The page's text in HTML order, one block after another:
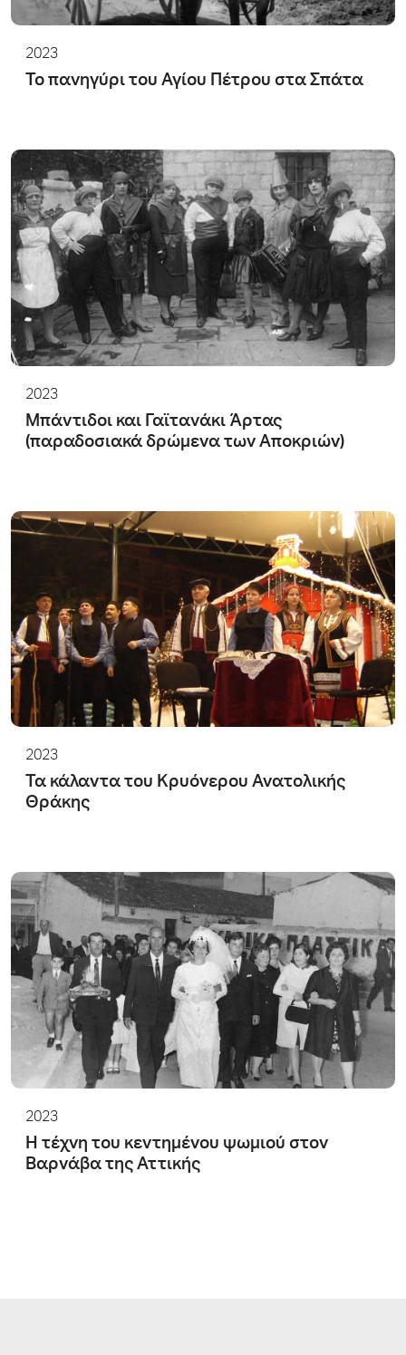
2023
Το πανηγύρι του Αγίου Πέτρου στα Σπάτα
2023
Μπάντιδοι και Γαϊτανάκι Άρτας
(παραδοσιακά δρώμενα των Αποκριών)
2023
Τα κάλαντα του Κρυόνερου Ανατολικής
Θράκης
2023
Η τέχνη του κεντημένου ψωμιού στον
Βαρνάβα της Αττικής